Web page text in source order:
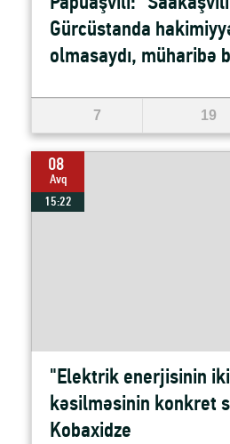
Gürcüstanda
olmasaydı, müharibə
7 19
08
Avq
15:22
"Elektrik enerjisinin
kəsilməsinin konkret
Kobaxidze